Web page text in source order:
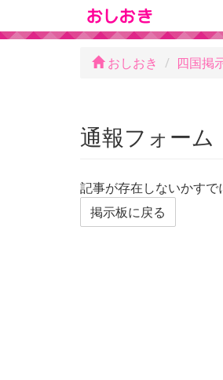
おしおき 四国掲
通報フォーム
記事が存在しないかす
掲示板に戻る